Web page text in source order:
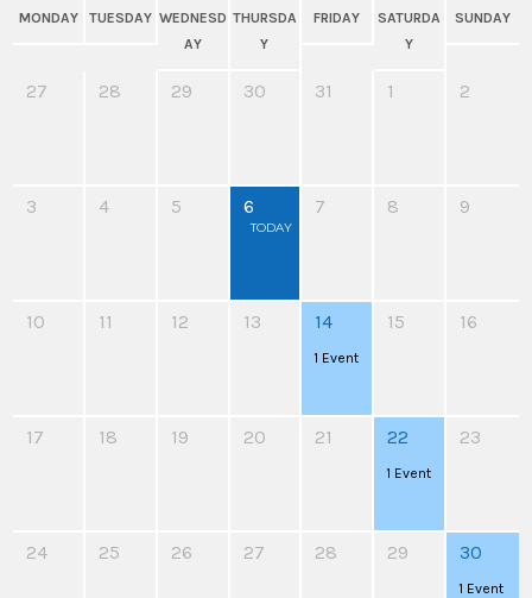
MONDAY TUESDAY WEDNESD
AY
THURSDA
Y
FRIDAY
SATURDA
Y
SUNDAY
27 28 29 30 31 1 2
3 4 5 6
TODAY
7 8 9
10 11 12 13 14
1 Event
15 16
17 18 19 20 21 22
1 Event
23
24 25 26 27 28 29 30
1 Event